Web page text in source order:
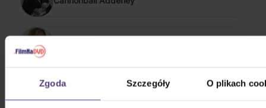
Zgoda Szczegóły O plikach
Tony Allen